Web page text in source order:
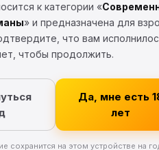
к категории «
» и предназначена для
что вам
чтобы продолжить.
Да, мне есть
лет
сохранится на этом устройстве на
FB2Фрагмент